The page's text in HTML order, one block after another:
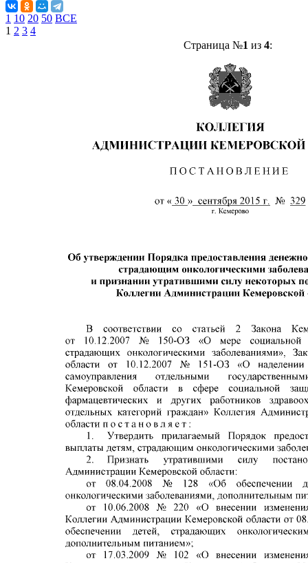
1 10 20 50 ВСЕ
1 2 3 4
Страница №1 из 4: